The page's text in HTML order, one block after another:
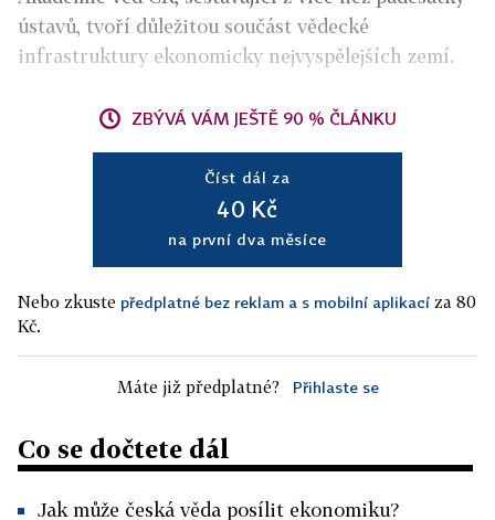
ústavů, tvoří důležitou součást vědecké
infrastruktury ekonomicky nejvyspělejších zemí.
ZBÝVÁ VÁM JEŠTĚ 90 % ČLÁNKU
Číst dál za
40 Kč
na první dva měsíce
Nebo zkuste předplatné bez reklam a s mobilní aplikací za 80
Kč.
Máte již předplatné? Přihlaste se
Co se dočtete dál
Jak může česká věda posílit ekonomiku?